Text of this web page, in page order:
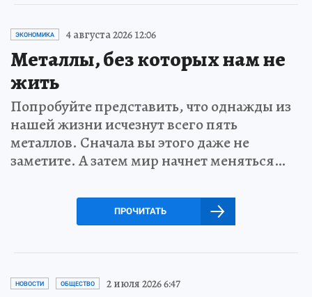
ЭКОНОМИКА 4 августа 2026 12:06
Металлы, без которых нам не
жить
Попробуйте представить, что однажды из
нашей жизни исчезнут всего пять
металлов. Сначала вы этого даже не
заметите. А затем мир начнет меняться…
ПРОЧИТАТЬ
НОВОСТИ ОБЩЕСТВО 2 июля 2026 6:47